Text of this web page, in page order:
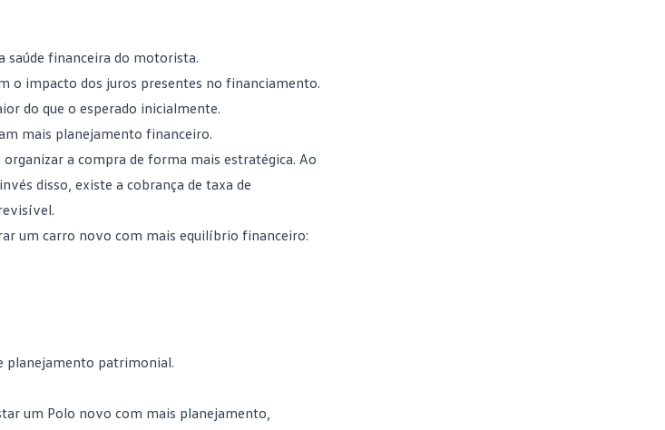
saúde financeira do motorista.
o impacto dos juros presentes no financiamento.
do que o esperado inicialmente.
mais planejamento financeiro.
a compra de forma mais estratégica. Ao
disso, existe a cobrança de taxa de
um carro novo com mais equilíbrio financeiro:
planejamento patrimonial.
um Polo novo com mais planejamento,